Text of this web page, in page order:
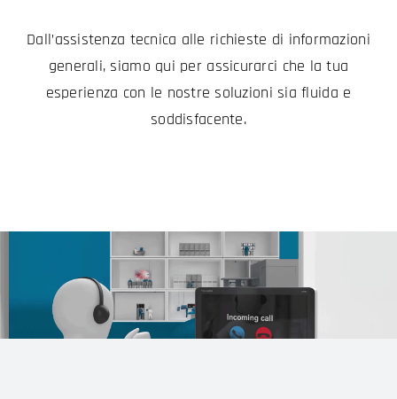
Dall’assistenza tecnica alle richieste di informazioni
generali, siamo qui per assicurarci che la tua
esperienza con le nostre soluzioni sia fluida e
soddisfacente.